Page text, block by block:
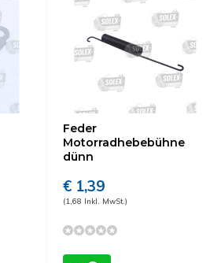
Feder
Motorradhebebühne
dünn
€ 1,39
(1,68 Inkl. MwSt.)